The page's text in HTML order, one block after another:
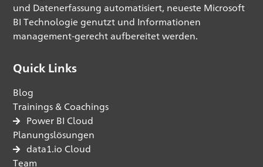
und Datenerfassung automatisiert, neueste Microsoft
BI Technologie genutzt und Informationen
management-gerecht aufbereitet werden.
Quick Links
Blog
Trainings & Coachings
Power BI Cloud
Planungslösungen
data1.io Cloud
Team